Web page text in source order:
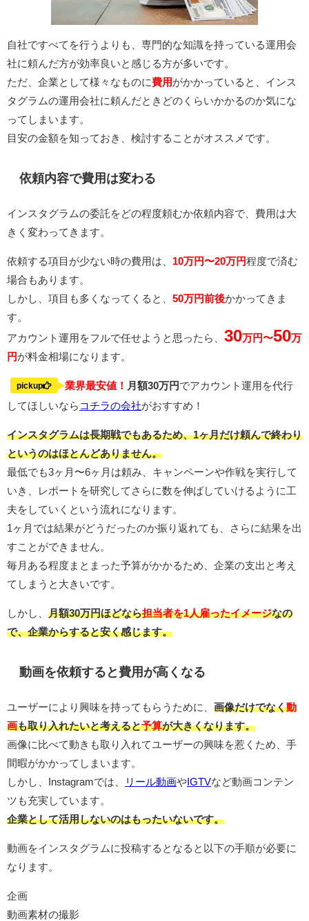
自社ですべてを行うよりも、専門的な知識を持っている運用会
社に頼んだ方が効率良いと感じる方が多いです。
ただ、企業として様々なものに費用 がかかっていると、インス
タグラムの運用会社に頼んだときどのくらいかかるのか気にな
ってしまいます。
目安の金額を知っておき、検討することがオススメです。
依頼内容で費用は変わる
インスタグラムの委託をどの程度頼むか依頼内容で、費用は大
きく変わってきます。
依頼する項目が少ない時の費用は、 10万円〜20万円程度で済む
場合もあります。
しかし、項目も多くなってくると、 50万円前後かかってきま
す。
アカウント運用をフルで任せようと思ったら、 30万円〜50万
円 が料金相場になります。
pickup 業界最安値！ 月額30万円 でアカウント運用を代行
してほしいなら コチラの会社がおすすめ！
インスタグラムは長期戦でもあるため、1ヶ月だけ頼んで終わり
というのはほとんどありません。
最低でも3ヶ月〜6ヶ月は頼み、キャンペーンや作戦を実行して
いき、レポートを研究してさらに数を伸ばしていけるように工
夫をしていくという流れになります。
1ヶ月では結果がどうだったのか振り返れても、さらに結果を出
すことができません。
毎月ある程度まとまった予算がかかるため、企業の支出と考え
てしまうと大きいです。
しかし、 月額30万円ほどなら担当者を1人雇ったイメージなの
で、企業からすると安く感じます。
動画を依頼すると費用が高くなる
ユーザーにより興味を持ってもらうために、 画像だけでなく動
画も取り入れたいと考えると予算が大きくなります。
画像に比べて動きも取り入れてユーザーの興味を惹くため、手
間暇がかかってしまいます。
しかし、Instagramでは、
リール動画や IGTVなど動画コンテン
ツも充実しています。
企業として活用しないのはもったいないです。
動画をインスタグラムに投稿するとなると以下の手順が必要に
なります。
企画
動画素材の撮影